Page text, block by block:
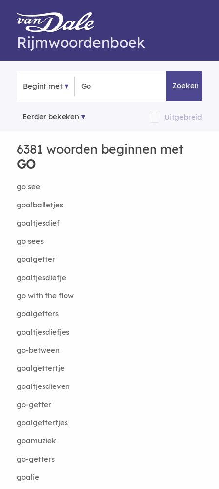
Rijmwoordenboek
Begint met Zoeken
Eerder bekeken Uitgebreid
6381 woorden beginnen met
GO
go see
goalballetjes
goaltjesdief
go sees
goalgetter
goaltjesdiefje
go with the flow
goalgetters
goaltjesdiefjes
go-between
goalgettertje
goaltjesdieven
go-getter
goalgettertjes
goamuziek
go-getters
goalie